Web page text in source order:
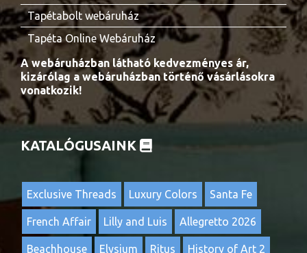
Tapétabolt webáruház
Tapéta Online Webáruház
A webáruházban látható kedvezményes ár,
kizárólag a webáruházban történő vásárlásokra
vonatkozik!
KATALÓGUSAINK
Exclusive Threads Luxury Colors Santa Fe
French Affair Lilly and Luis Allegretto 2026
Beachhouse Elysium Ritus History of Art 2